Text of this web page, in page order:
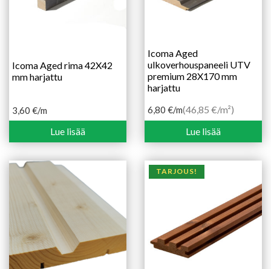
Icoma Aged rima 42X42
mm harjattu
3,60 €/m
Lue lisää
Icoma Aged
ulkoverhouspaneeli UTV
premium 28X170 mm
harjattu
6,80 €/m(46,85 €/m²)
Lue lisää
TARJOUS!